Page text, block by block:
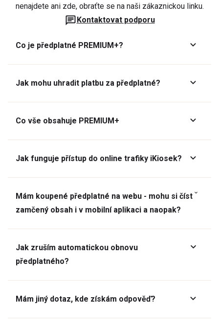
nenajdete ani zde, obraťte se na naši zákaznickou linku.
Kontaktovat podporu
Co je předplatné PREMIUM+?
Jak mohu uhradit platbu za předplatné?
Co vše obsahuje PREMIUM+
Jak funguje přístup do online trafiky iKiosek?
Mám koupené předplatné na webu - mohu si číst
zamčený obsah i v mobilní aplikaci a naopak?
Jak zruším automatickou obnovu
předplatného?
Mám jiný dotaz, kde získám odpověď?